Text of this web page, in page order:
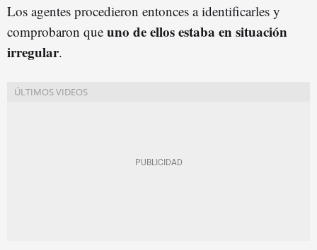
Los agentes procedieron entonces a identificarles y
comprobaron que uno de ellos estaba en situación
irregular.